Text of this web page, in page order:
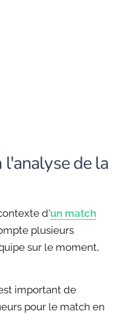
de la
d'un match
plusieurs
sur le moment,
important de
pour le match en